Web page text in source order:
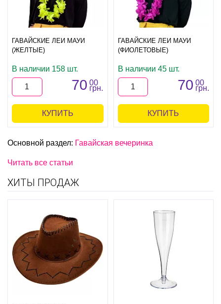
ГАВАЙСКИЕ ЛЕИ МАУИ
(ЖЕЛТЫЕ)
В наличии 158 шт.
70 00
грн.
КУПИТЬ
ГАВАЙСКИЕ ЛЕИ МАУИ
(ФИОЛЕТОВЫЕ)
В наличии 45 шт.
70 00
грн.
КУПИТЬ
Основной раздел: Гавайская вечеринка
Читать все статьи
ХИТЫ ПРОДАЖ